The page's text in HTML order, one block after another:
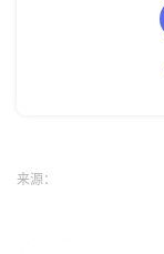
来源：